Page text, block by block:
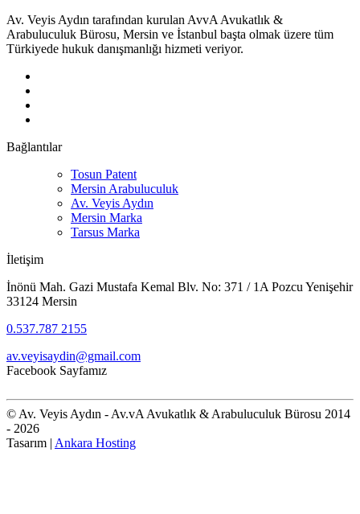
Av. Veyis Aydın tarafından kurulan AvvA Avukatlık &
Arabuluculuk Bürosu, Mersin ve İstanbul başta olmak üzere tüm
Türkiyede hukuk danışmanlığı hizmeti veriyor.
Bağlantılar
Tosun Patent
Mersin Arabuluculuk
Av. Veyis Aydın
Mersin Marka
Tarsus Marka
İletişim
İnönü Mah. Gazi Mustafa Kemal Blv. No: 371 / 1A Pozcu Yenişehir
33124 Mersin
0.537.787 2155
av.veyisaydin@gmail.com
Facebook Sayfamız
© Av. Veyis Aydın - Av.vA Avukatlık & Arabuluculuk Bürosu 2014
- 2026
Tasarım | Ankara Hosting